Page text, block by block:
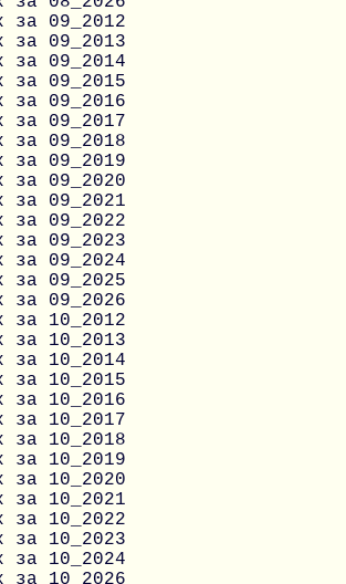
за 09_2012
за 09_2013
за 09_2014
за 09_2015
за 09_2016
за 09_2017
за 09_2018
за 09_2019
за 09_2020
за 09_2021
за 09_2022
за 09_2023
за 09_2024
за 09_2025
за 09_2026
за 10_2012
за 10_2013
за 10_2014
за 10_2015
за 10_2016
за 10_2017
за 10_2018
за 10_2019
за 10_2020
за 10_2021
за 10_2022
за 10_2023
за 10_2024
за 10_2026